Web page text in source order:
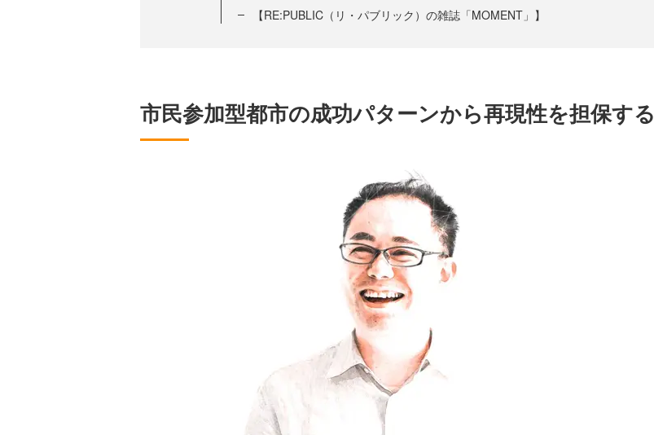
【RE:PUBLIC（リ・パブリック）の雑誌「MOMENT」】
市民参加型都市の成功パターンから再現性を担保する